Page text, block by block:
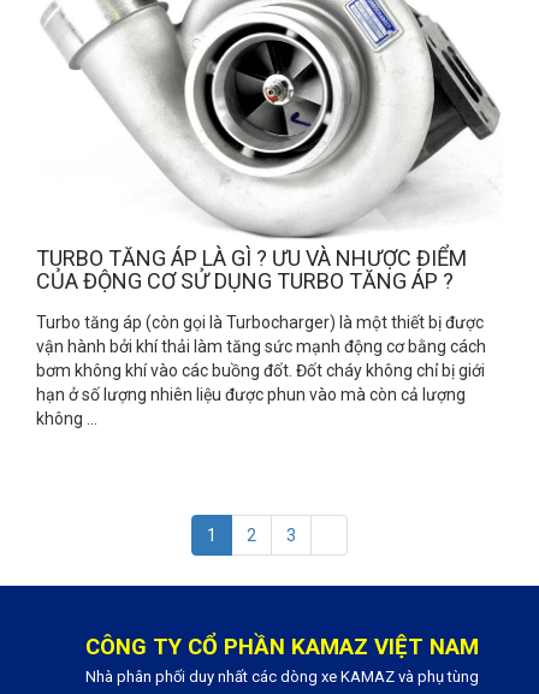
TURBO TĂNG ÁP LÀ GÌ ? ƯU VÀ NHƯỢC ĐIỂM
CỦA ĐỘNG CƠ SỬ DỤNG TURBO TĂNG ÁP ?
Turbo tăng áp (còn gọi là Turbocharger) là một thiết bị được
vận hành bởi khí thải làm tăng sức mạnh động cơ bằng cách
bơm không khí vào các buồng đốt. Đốt cháy không chỉ bị giới
hạn ở số lượng nhiên liệu được phun vào mà còn cả lượng
không ...
1 2 3
CÔNG TY CỔ PHẦN KAMAZ VIỆT NAM
Nhà phân phối duy nhất các dòng xe KAMAZ và phụ tùng